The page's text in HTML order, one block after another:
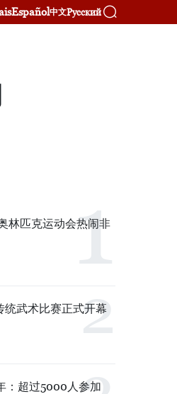
Español中文Русский
林匹克运动会热闹非
统武术比赛正式开幕
：超过5000人参加